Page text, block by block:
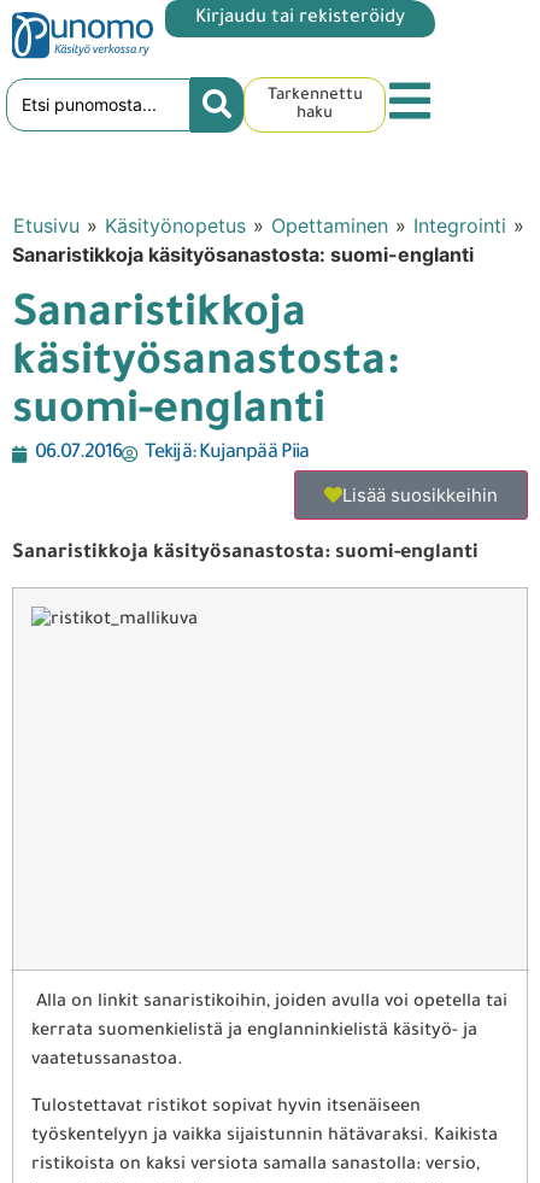
Kirjaudu tai rekisteröidy
Tarkennettu
haku
Etusivu » Käsityönopetus » Opettaminen » Integrointi »
Sanaristikkoja käsityösanastosta: suomi-englanti
Sanaristikkoja
käsityösanastosta:
suomi-englanti
06.07.2016 Tekijä:Kujanpää Piia
Lisää suosikkeihin
Sanaristikkoja käsityösanastosta: suomi-englanti
Alla on linkit sanaristikoihin, joiden avulla voi opetella tai
kerrata suomenkielistä ja englanninkielistä käsityö- ja
vaatetussanastoa.
Tulostettavat ristikot sopivat hyvin itsenäiseen
työskentelyyn ja vaikka sijaistunnin hätävaraksi. Kaikista
ristikoista on kaksi versiota samalla sanastolla: versio,